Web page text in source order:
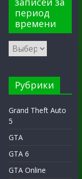
период
времени
Рубрики
Grand Theft Auto
5
GTA
GTA 6
GTA Online